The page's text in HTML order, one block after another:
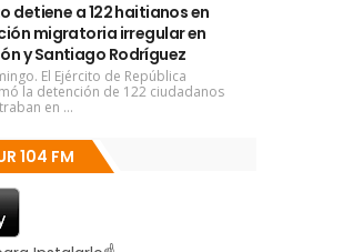
detiene a 122 haitianos en
migratoria irregular en
y Santiago Rodríguez
El Ejército de República
la detención de 122 ciudadanos
en ...
104 FM